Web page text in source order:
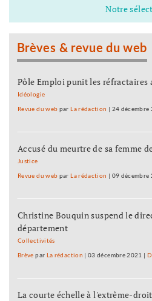
Notre
Brèves & revue du web
Pôle Emploi punit les réfractaires
Idéologie
Revue du web parLa rédaction | 24 décembre
Accusé du meurtre de sa femme
Justice
Revue du web parLa rédaction | 09 décembre
Christine Bouquin suspend le
département
Collectivités
Brève par La rédaction |03 décembre 2021 |
La courte échelle à l'extrême-